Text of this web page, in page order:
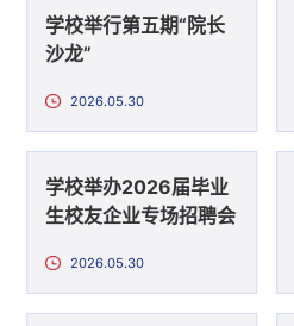
学校举行第五期“院长
沙龙”
2026.05.30
学校举办2026届毕业
生校友企业专场招聘会
2026.05.30